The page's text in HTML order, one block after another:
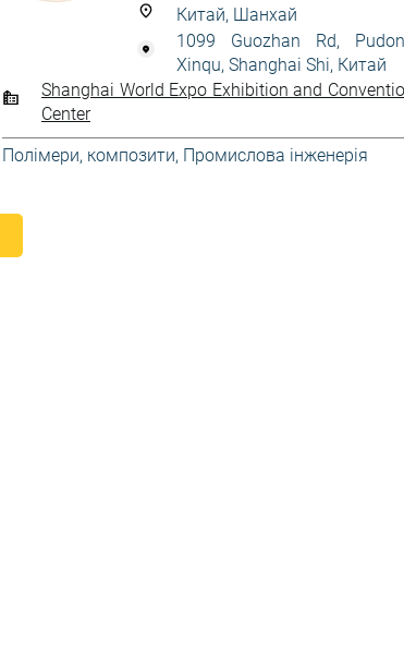
Китай, Шанхай
1099 Guozhan Rd,
Xinqu, Shanghai Shi, Китай
Shanghai World Expo Exhibition and
Center
Полімери, композити, Промислова інженерія